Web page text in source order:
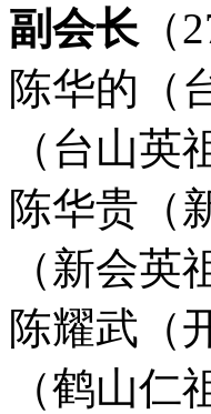
副会长（
陈华的（
（台山英
陈华贵（
（新会
陈耀武（
（鹤山